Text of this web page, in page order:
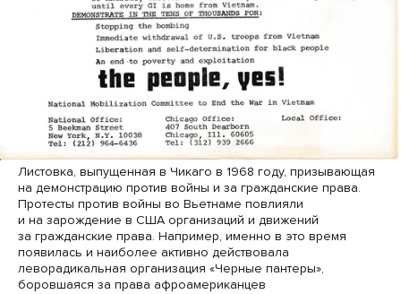
Листовка, выпущенная в Чикаго в 1968 году, призывающая
на демонстрацию против войны и за гражданские права.
Протесты против войны во Вьетнаме повлияли
и на зарождение в США организаций и движений
за гражданские права. Например, именно в это время
появилась и наиболее активно действовала
леворадикальная организация «Черные пантеры»,
боровшаяся за права афроамериканцев